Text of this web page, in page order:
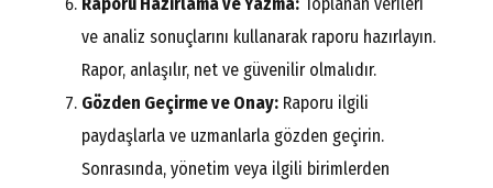
ve analiz sonuçlarını kullanarak raporu hazırlayın.
Rapor, anlaşılır, net ve güvenilir olmalıdır.
Gözden Geçirme ve Onay: Raporu ilgili
paydaşlarla ve uzmanlarla gözden geçirin.
Sonrasında, yönetim veya ilgili birimlerden